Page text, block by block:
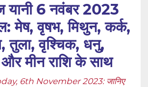
यानी 6 नवंबर 2023
मेष, वृषभ, मिथुन, कर्क,
तुला, वृश्चिक, धनु,
मीन राशि के साथ
6th November 2023: जानिए